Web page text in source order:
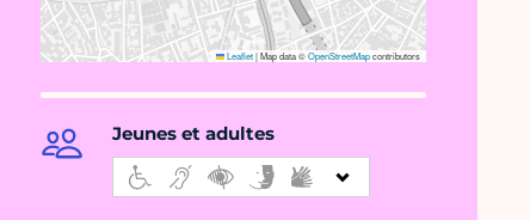
Leaflet|Map data ©OpenStreetMapcontributors
Jeunes et adultes